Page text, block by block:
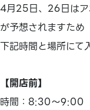
4月25日、26日はア
が予想されますため
下記時間と場所にて
【開店前】
時間：8:30～9:00